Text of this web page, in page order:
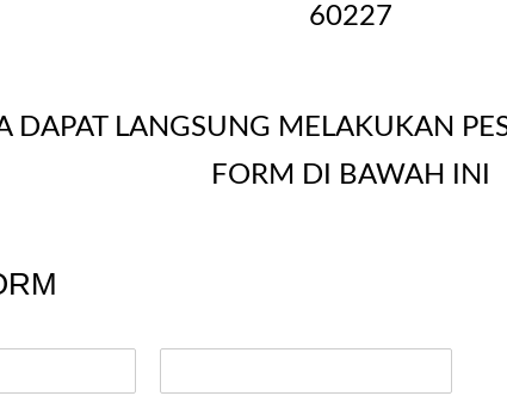
60227
DAPAT LANGSUNG MELAKUKAN
FORM DI BAWAH INI